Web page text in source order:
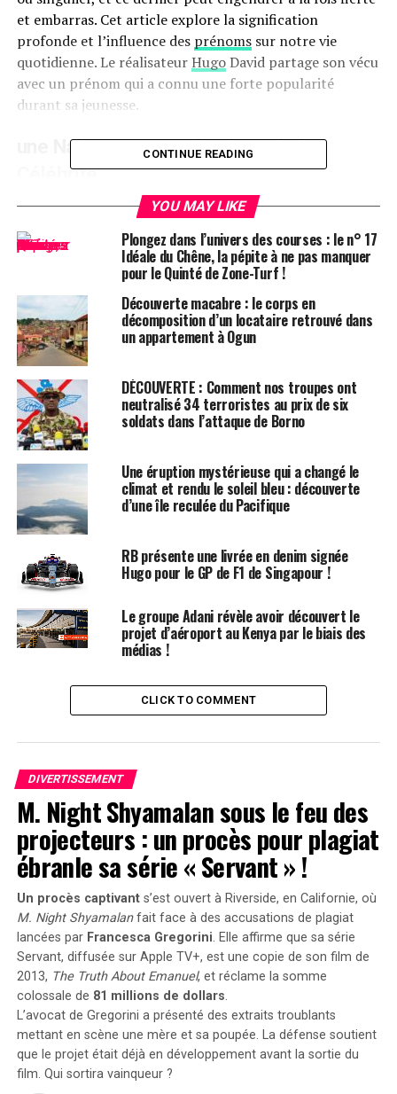
et embarras. Cet article explore la signification
profonde et l’influence des prénomssur notre vie
quotidienne. Le réalisateurHugoDavid partage son vécu
avec un prénom qui a connu une forte popularité
durant sa jeunesse.
une Naissance Sous le Signe de la
Célébrité
Hugo David est né en 2000 àTours, une époque où le
prénom Hugo était en plein essor. Ses parents, Caroline
et Rodolphe, avaient envisagé d’autres choix comme
Enzo, également très en vogue à cette période. « Je
pense que mes parents ont opté pour un prénom parmi
les plus répandus en France plutôt qu’en hommage à
Victor Hugo », confie-t-il.
Une Enfance Entourée d’Autres « Hugo »
Dès son plus jeune âge, Hugo se retrouve entouré
d’autres enfants portant le même nom. Selon les
statistiques de l’Insee,7 694 garçons ont été
prénommés Hugo en 2000,faisant de ce prénom le
quatrième plus populaire cette année-là. À l’école
primaire,il côtoie plusieurs camarades appelés Thibault
et autres prénoms similaires. Pour éviter toute
confusion lors des appels en classe, les enseignants
ajoutent souvent la première lettre du nom de famille
D. », un surnom auquel il s’habitue sans arduousé.
existence. Que ce soit pour se distinguer ou pour
individu développe une relation particulière avec son
propre nom.
les prénoms ne sont pas simplement des désignations ;
ils portent avec eux des récits et influencent nos
interactions sociales depuis notre enfance jusqu’à l’âge
adulte.
RELATED TOPICS: AVENTURE DÉCOUVERTE
HUGO
INATTENDU RELATIONS RENCONTRE
UP NEXT
Une formidable nouvelle pour les conducteurs de
voitures électriques !
CONTINUE READING
YOU MAY LIKE
Plongez dans l’univers des courses : le n° 17
Idéale du Chêne, la pépite à ne pas manquer
pour le Quinté de Zone-Turf !
Découverte macabre : le corps en
décomposition d’un locataire retrouvé dans
un appartement à Ogun
DÉCOUVERTE : Comment nos troupes ont
neutralisé 34 terroristes au prix de six
soldats dans l’attaque de Borno
Une éruption mystérieuse qui a changé le
climat et rendu le soleil bleu : découverte
d’une île reculée du Pacifique
RB présente une livrée en denim signée
Hugo pour le GP de F1 de Singapour !
Le groupe Adani révèle avoir découvert le
projet d’aéroport au Kenya par le biais des
médias !
CLICK TO COMMENT
DIVERTISSEMENT
M. Night Shyamalan sous le feu des
projecteurs : un procès pour plagiat
ébranle sa série « Servant » !
Un procès captivants’est ouvert à Riverside, en Californie, où
M. Night Shyamalanfait face à des accusations de plagiat
lancées par Francesca Gregorini. Elle affirme que sa série
Servant, diffusée sur Apple TV+, est une copie de son film de
2013, The Truth About Emanuel, et réclame la somme
colossale de 81 millions de dollars.
L’avocat de Gregorini a présenté des extraits troublants
mettant en scène une mère et sa poupée. La défense soutient
que le projet était déjà en développement avant la sortie du
film. Qui sortira vainqueur ?